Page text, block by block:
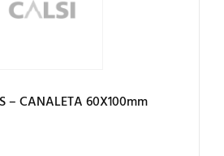
– CANALETA 60X100mm